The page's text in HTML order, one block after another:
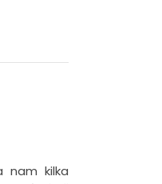
nam kilka